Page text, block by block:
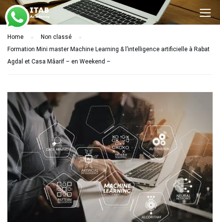
Home
Non classé
Formation Mini master Machine Learning & l’intelligence artificielle à Rabat
Agdal et Casa Mâarif – en Weekend –